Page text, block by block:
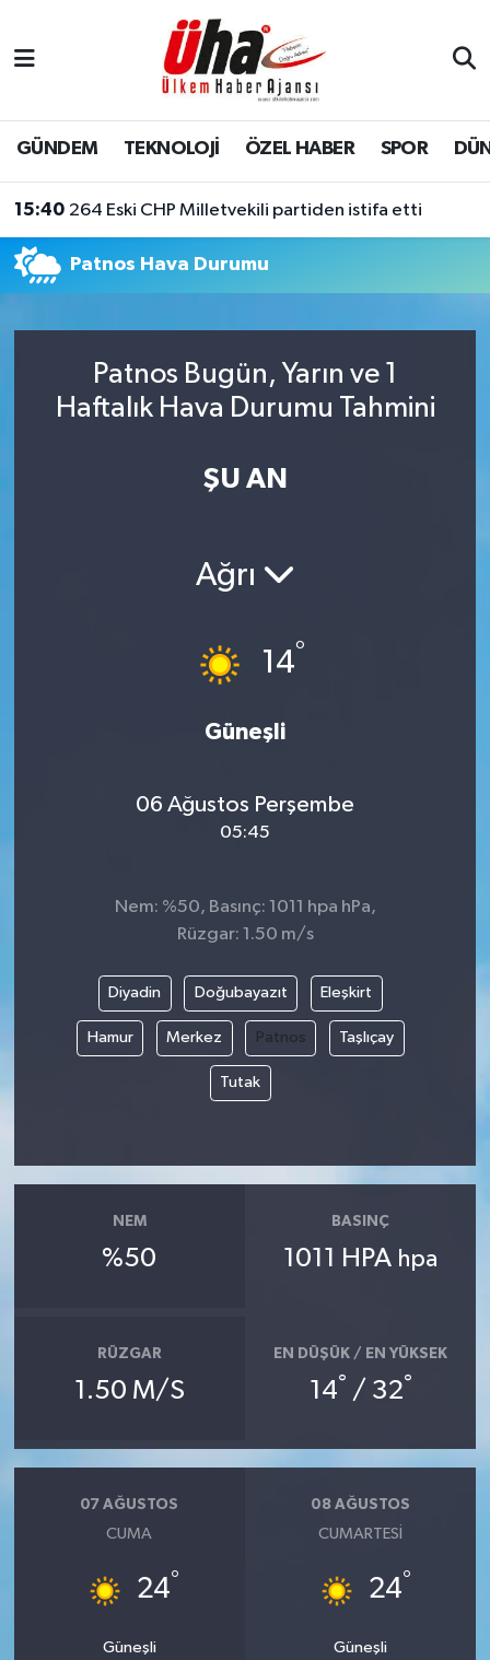
GÜNDEM TEKNOLOJİ ÖZEL HABER SPOR
15:40 264 Eski CHP Milletvekili partiden istifa etti
Patnos Hava Durumu
Patnos Bugün, Yarın ve 1
Haftalık Hava Durumu Tahmini
ŞU AN
Ağrı
14°
Güneşli
06 Ağustos Perşembe
05:45
Nem: %50, Basınç: 1011 hpa hPa,
Rüzgar: 1.50 m/s
Diyadin Doğubayazıt Eleşkirt
Hamur Merkez Patnos Taşlıçay
Tutak
NEM
%50
BASINÇ
1011 HPA hpa
RÜZGAR
1.50 M/S
EN DÜŞÜK / EN YÜKSEK
14° / 32°
07 AĞUSTOS
CUMA
24°
Güneşli
08 AĞUSTOS
CUMARTESI
24°
Güneşli
İstanbul Nöbetçi Eczaneler
İstanbul Hava Durumu
Tüm Manşetler
Son Dakika Haberleri